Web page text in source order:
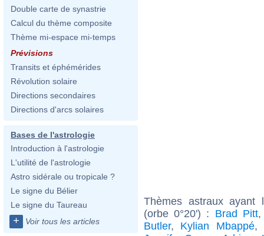
Double carte de synastrie
Calcul du thème composite
Thème mi-espace mi-temps
Prévisions
Transits et éphémérides
Révolution solaire
Directions secondaires
Directions d'arcs solaires
Bases de l'astrologie
Introduction à l'astrologie
L'utilité de l'astrologie
Astro sidérale ou tropicale ?
Le signe du Bélier
Le signe du Taureau
+ Voir tous les articles
Thèmes astraux ayant
(orbe 0°20') : Brad Pitt
Butler, Kylian Mbappé,